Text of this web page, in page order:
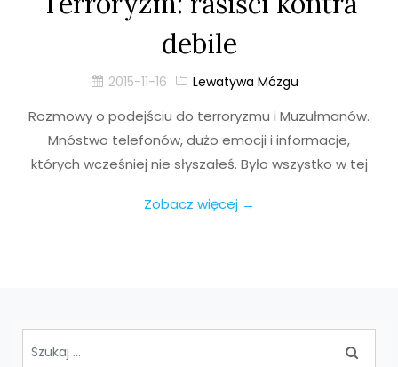
debile
2015-11-16 Lewatywa Mózgu
Rozmowy o podejściu do terroryzmu i Muzułmanów.
Mnóstwo telefonów, dużo emocji i informacje,
których wcześniej nie słyszałeś. Było wszystko w tej
Zobacz więcej →